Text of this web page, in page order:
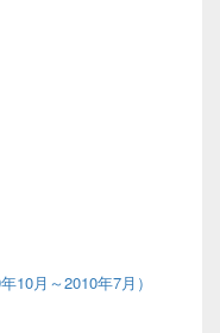
10月～2010年7月）